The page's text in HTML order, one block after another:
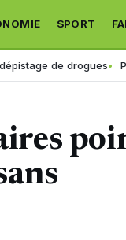
SPORT
de drogues Paiement